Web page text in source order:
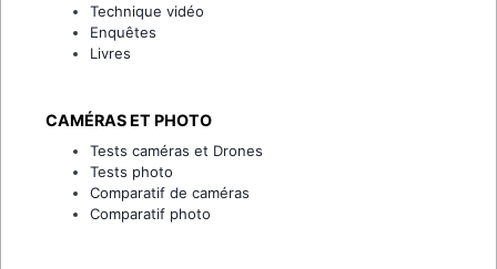
Technique vidéo
Enquêtes
Livres
CAMÉRAS ET PHOTO
Tests caméras et Drones
Tests photo
Comparatif de caméras
Comparatif photo